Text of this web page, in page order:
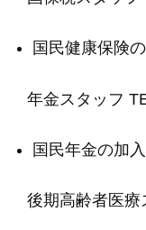
国民健康保険
年金スタッフ
国民年金の加
後期高齢者医療